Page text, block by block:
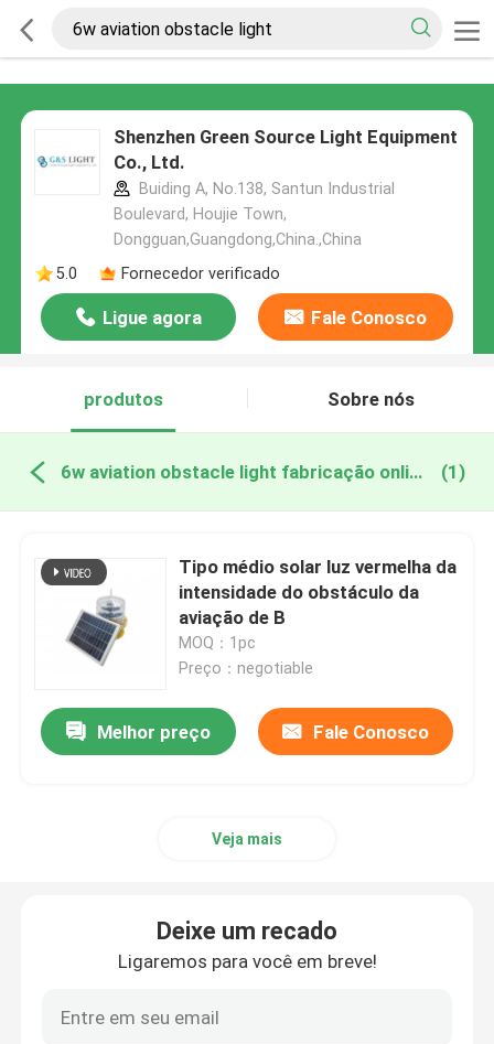
Shenzhen Green Source Light Equipment
Co., Ltd.
Buiding A, No.138, Santun Industrial
Boulevard, Houjie Town,
Dongguan,Guangdong,China.,China
5.0
Fornecedor verificado
Ligue agora Fale Conosco
produtos Sobre nós
6w aviation obstacle light fabricação online (1)
Tipo médio solar luz vermelha da
intensidade do obstáculo da
aviação de B
MOQ：1pc
Preço：negotiable
Melhor preço Fale Conosco
Veja mais
Deixe um recado
Ligaremos para você em breve!